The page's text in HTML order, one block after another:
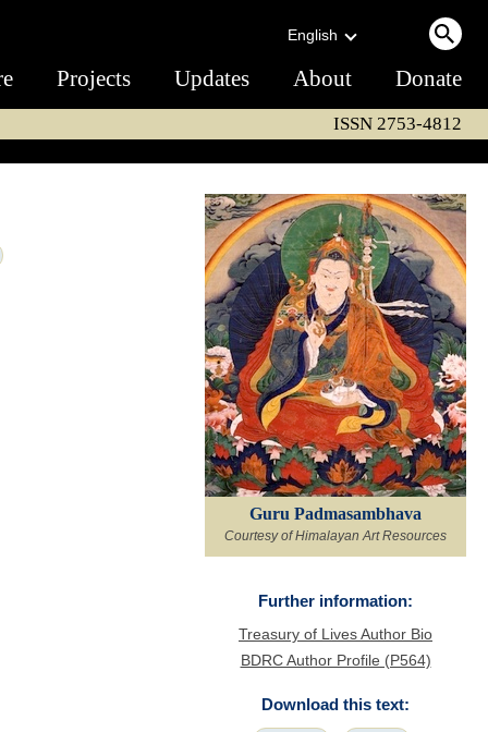
English
Projects Updates About Donate
ISSN 2753-4812
Guru Padmasambhava
Courtesy of Himalayan Art Resources
Further information:
Treasury of Lives Author Bio
BDRC Author Profile (P564)
Download this text: